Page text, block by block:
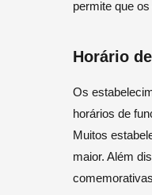
permite que
Horário
Os
horários de
Muitos
maior. Além